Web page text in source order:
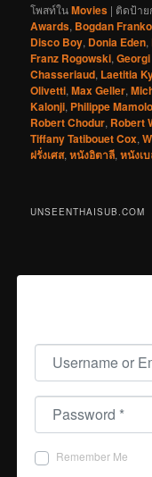
โพสท์ในMovies | ติดป้าย
Awards, Bogdan
Disco Boy, Donia Eden,
Franz Rogowski,
Chasseriaud, Laetitia
Olivetti,Max Geller,
Kalonji, Philippe Mamolo
Robert Chodur, Robert
Tiffany Tatibouet Cox,
ฝรั่งเศส,หนังอิตาลี,หนังเ
UNSEENTHAISUB.COM
Username or Email
Password
Remember Me